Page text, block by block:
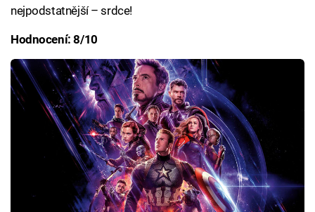
nejpodstatnější – srdce!
Hodnocení: 8/10